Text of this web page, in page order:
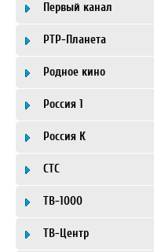
Первый канал
РТР-Планета
Родное кино
Россия 1
Россия К
СТС
ТВ-1000
ТВ-Центр